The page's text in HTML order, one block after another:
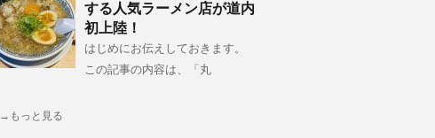
する人気ラーメン店が道内
初上陸！
はじめにお伝えしておきます。
この記事の内容は、「丸
→もっと見る